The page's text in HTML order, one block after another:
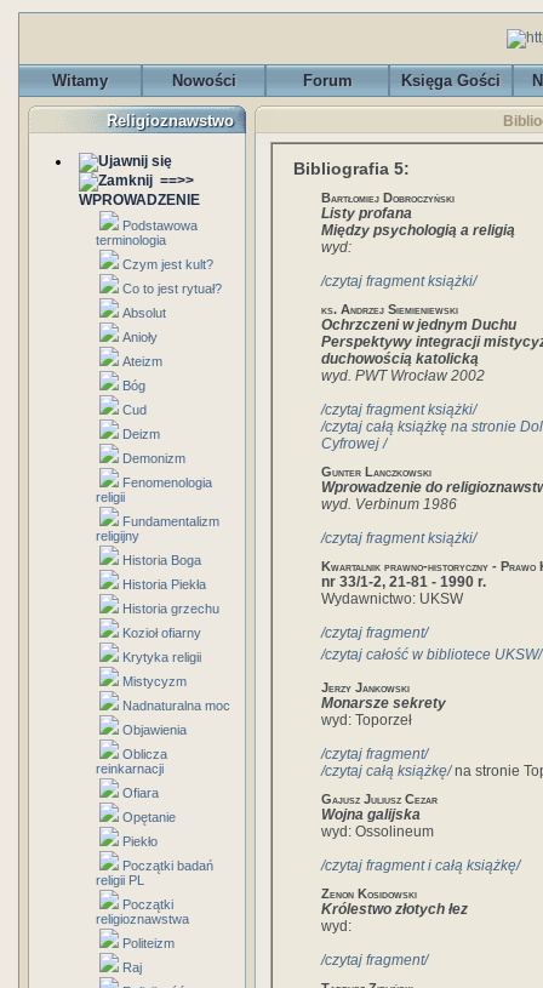
Witamy Nowości Forum Księga Gości
Religioznawstwo
==>>
WPROWADZENIE
Podstawowa
terminologia
Czym jest kult?
Co to jest rytuał?
Absolut
Anioły
Ateizm
Bóg
Cud
Deizm
Demonizm
Fenomenologia
religii
Fundamentalizm
religijny
Historia Boga
Historia Piekła
Historia grzechu
Kozioł ofiarny
Krytyka religii
Mistycyzm
Nadnaturalna moc
Objawienia
Oblicza
reinkarnacji
Ofiara
Opętanie
Piekło
Początki badań
religii PL
Początki
religioznawstwa
Politeizm
Raj
Bibliografia 5:
Bartłomiej Dobroczyński
Listy profana
Między psychologią a religią
wyd:
/czytaj fragment książki/
ks. Andrzej Siemieniewski
Ochrzczeni w jednym Duchu
Perspektywy integracji
duchowością katolicką
wyd. PWT Wrocław 2002
/czytaj fragment książki/
/czytaj całą książkę na stronie
Cyfrowej /
Gunter Lanczkowski
Wprowadzenie do
wyd. Verbinum 1986
/czytaj fragment książki/
Kwartalnik prawno-historyczny - Prawo
nr 33/1-2, 21-81 - 1990 r.
Wydawnictwo: UKSW
/czytaj fragment/
/czytaj całość w bibliotece UKSW/
Jerzy Jankowski
Monarsze sekrety
wyd: Toporzeł
/czytaj fragment/
/czytaj całą książkę/na stronie
Gajusz Juliusz Cezar
Wojna galijska
wyd: Ossolineum
/czytaj fragment i całą książkę/
Zenon Kosidowski
Królestwo złotych łez
wyd:
/czytaj fragment/